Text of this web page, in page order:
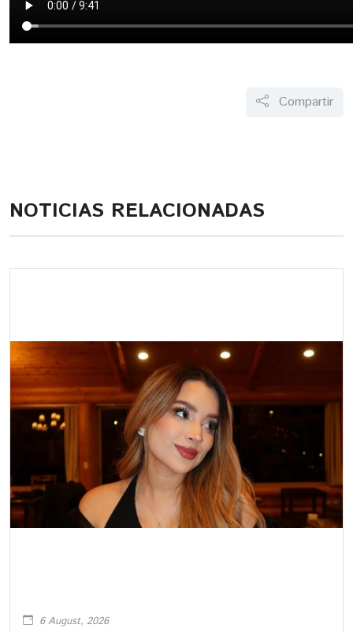
Compartir
NOTICIAS RELACIONADAS
6 August, 2026